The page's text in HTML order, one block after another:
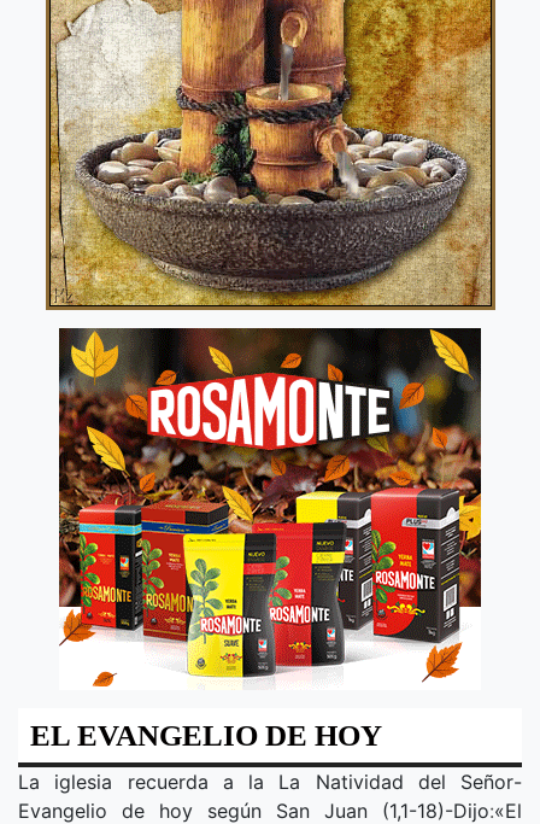
EL EVANGELIO DE HOY
La iglesia recuerda a la La Natividad del Señor-
Evangelio de hoy según San Juan (1,1-18)-Dijo:«El